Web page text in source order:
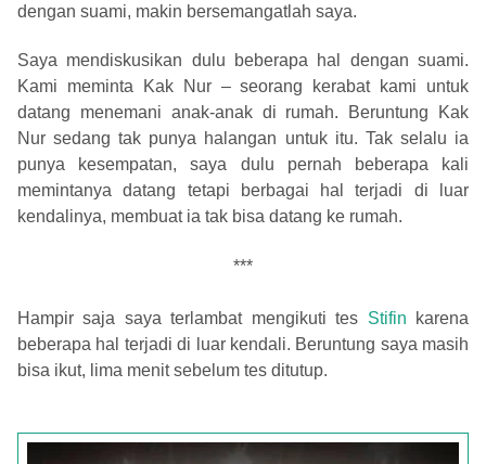
dengan suami, makin bersemangatlah saya.
Saya mendiskusikan dulu beberapa hal dengan suami.
Kami meminta Kak Nur – seorang kerabat kami untuk
datang menemani anak-anak di rumah. Beruntung Kak
Nur sedang tak punya halangan untuk itu. Tak selalu ia
punya kesempatan, saya dulu pernah beberapa kali
memintanya datang tetapi berbagai hal terjadi di luar
kendalinya, membuat ia tak bisa datang ke rumah.
***
Hampir saja saya terlambat mengikuti tes Stifin karena
beberapa hal terjadi di luar kendali. Beruntung saya masih
bisa ikut, lima menit sebelum tes ditutup.